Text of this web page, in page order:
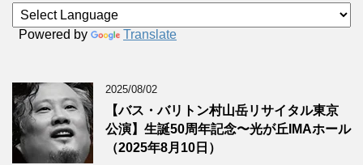
Powered by Translate
2025/08/02
【バス・バリトン村山岳リサイタル東京
公演】生誕50周年記念〜光が丘IMAホール
（2025年8月10日）